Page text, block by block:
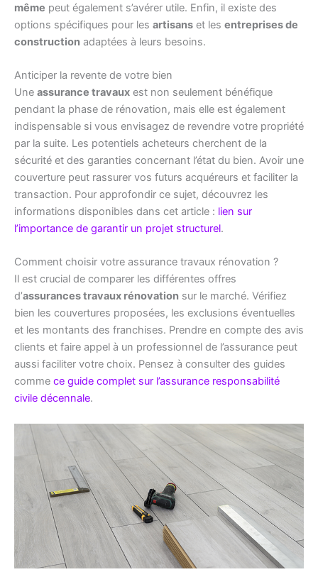
même peut également s’avérer utile. Enfin, il existe des
options spécifiques pour les artisans et les entreprises de
construction adaptées à leurs besoins.
Anticiper la revente de votre bien
Une assurance travaux est non seulement bénéfique
pendant la phase de rénovation, mais elle est également
indispensable si vous envisagez de revendre votre propriété
par la suite. Les potentiels acheteurs cherchent de la
sécurité et des garanties concernant l’état du bien. Avoir une
couverture peut rassurer vos futurs acquéreurs et faciliter la
transaction. Pour approfondir ce sujet, découvrez les
informations disponibles dans cet article : lien sur
l’importance de garantir un projet structurel.
Comment choisir votre assurance travaux rénovation ?
Il est crucial de comparer les différentes offres
d’assurances travaux rénovation sur le marché. Vérifiez
bien les couvertures proposées, les exclusions éventuelles
et les montants des franchises. Prendre en compte des avis
clients et faire appel à un professionnel de l’assurance peut
aussi faciliter votre choix. Pensez à consulter des guides
comme ce guide complet sur l’assurance responsabilité
civile décennale.